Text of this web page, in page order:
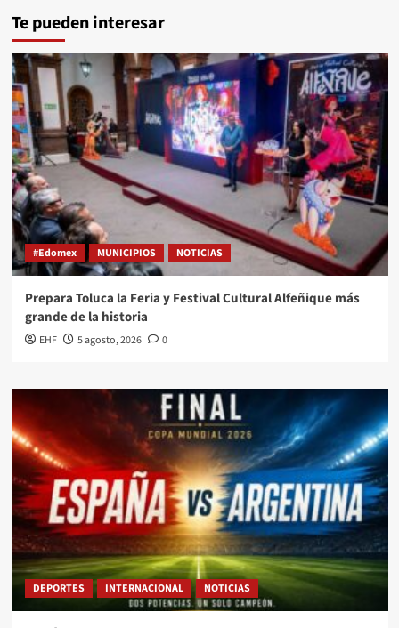
Te pueden interesar
#Edomex MUNICIPIOS NOTICIAS
Prepara Toluca la Feria y Festival Cultural Alfeñique más
grande de la historia
EHF 5 agosto, 2026 0
DEPORTES INTERNACIONAL NOTICIAS